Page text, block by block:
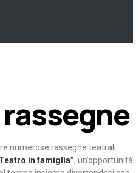
numerose rassegne teatrali.
in famiglia”, un’opportunità